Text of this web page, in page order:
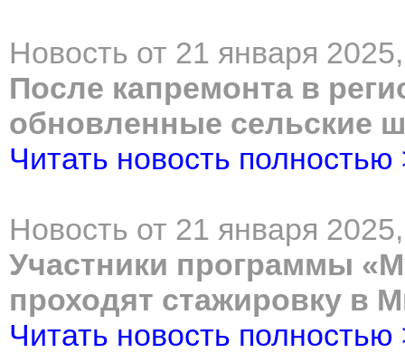
Новость от 21 января
После капремонта в
обновленные сельские
Читать новость полностью
Новость от 21 января
Участники программы
проходят стажировку в
Читать новость полностью